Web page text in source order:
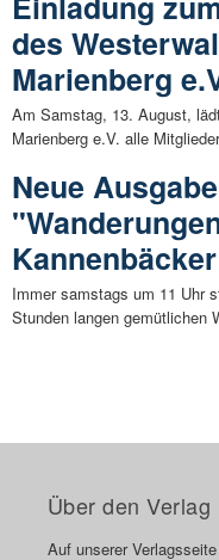
des
Marienberg
Am Samstag, 13. August,
Marienberg e.V. alle
Neue
Immer samstags um 11 Uhr
Stunden langen gemütlichen
Über den Verlag
Auf unserer